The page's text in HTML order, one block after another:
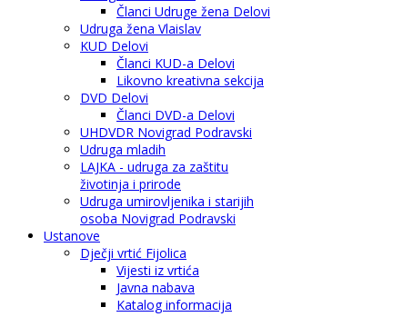
Članci Udruge žena Delovi
Udruga žena Vlaislav
KUD Delovi
Članci KUD-a Delovi
Likovno kreativna sekcija
DVD Delovi
Članci DVD-a Delovi
UHDVDR Novigrad Podravski
Udruga mladih
LAJKA - udruga za zaštitu
životinja i prirode
Udruga umirovljenika i starijih
osoba Novigrad Podravski
Ustanove
Dječji vrtić Fijolica
Vijesti iz vrtića
Javna nabava
Katalog informacija